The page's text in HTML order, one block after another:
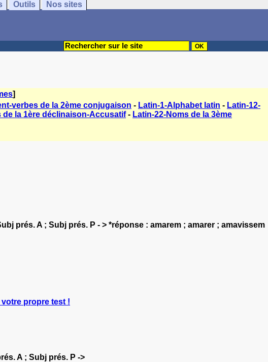
Outils Nos sites
]
verbes de la 2ème conjugaison - Latin-1-Alphabet latin - Latin-12-
de la 1ère déclinaison-Accusatif- Latin-22-Noms de la 3ème
prés. A ; Subj prés. P - > *réponse : amarem ; amarer ; amavissem
votre propre test !
A ; Subj prés. P ->